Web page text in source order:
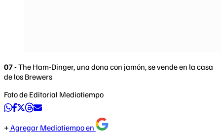
07 -The Ham-Dinger, una dona con jamón, se vende en la casa
de los Brewers
Foto de Editorial Mediotiempo
Agregar Mediotiempo en